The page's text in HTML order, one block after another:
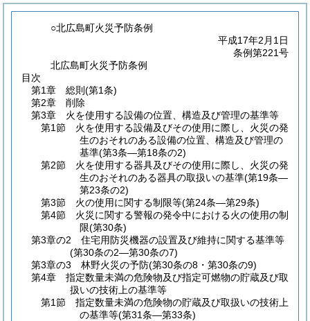
○北広島町火災予防条例
平成17年2月1日
条例第221号
北広島町火災予防条例
目次
第1章
総則 (第1条)
第2章
削除
第3章
火を使用する設備の位置、構造及び管理の基準等
第1節
火を使用する設備及びその使用に際し、火災の発
生のおそれのある設備の位置、構造及び管理の
基準(第3条―第18条の2)
第2節
火を使用する器具及びその使用に際し、火災の発
生のおそれのある器具の取扱いの基準(第19条―
第23条の2)
第3節
火の使用に関する制限等(第24条―第29条)
第4節
火災に関する警報の発令中における火の使用の制
限(第30条)
第3章の2
住宅用防災機器の設置及び維持に関する基準等
(第30条の2―第30条の7)
第3章の3
林野火災の予防(第30条の8・第30条の9)
第4章
指定数量未満の危険物及び指定可燃物の貯蔵及び取
扱いの技術上の基準等
第1節
指定数量未満の危険物の貯蔵及び取扱いの技術上
の基準等(第31条―第33条)